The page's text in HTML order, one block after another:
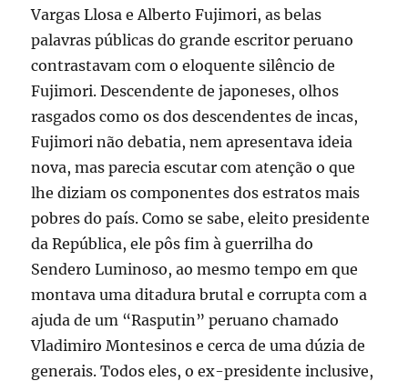
Vargas Llosa e Alberto Fujimori, as belas
palavras públicas do grande escritor peruano
contrastavam com o eloquente silêncio de
Fujimori. Descendente de japoneses, olhos
rasgados como os dos descendentes de incas,
Fujimori não debatia, nem apresentava ideia
nova, mas parecia escutar com atenção o que
lhe diziam os componentes dos estratos mais
pobres do país. Como se sabe, eleito presidente
da República, ele pôs fim à guerrilha do
Sendero Luminoso, ao mesmo tempo em que
montava uma ditadura brutal e corrupta com a
ajuda de um “Rasputin” peruano chamado
Vladimiro Montesinos e cerca de uma dúzia de
generais. Todos eles, o ex-presidente inclusive,